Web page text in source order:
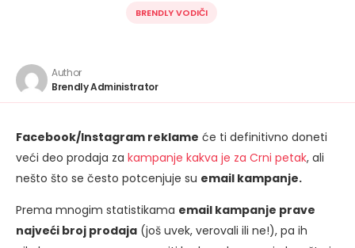
BRENDLY VODIČI
Author
Brendly Administrator
Facebook/Instagram reklame će ti definitivno doneti
veći deo prodaja za kampanje kakva je za Crni petak, ali
nešto što se često potcenjuje su email kampanje.
Prema mnogim statistikama email kampanje prave
najveći broj prodaja (još uvek, verovali ili ne!), pa ih